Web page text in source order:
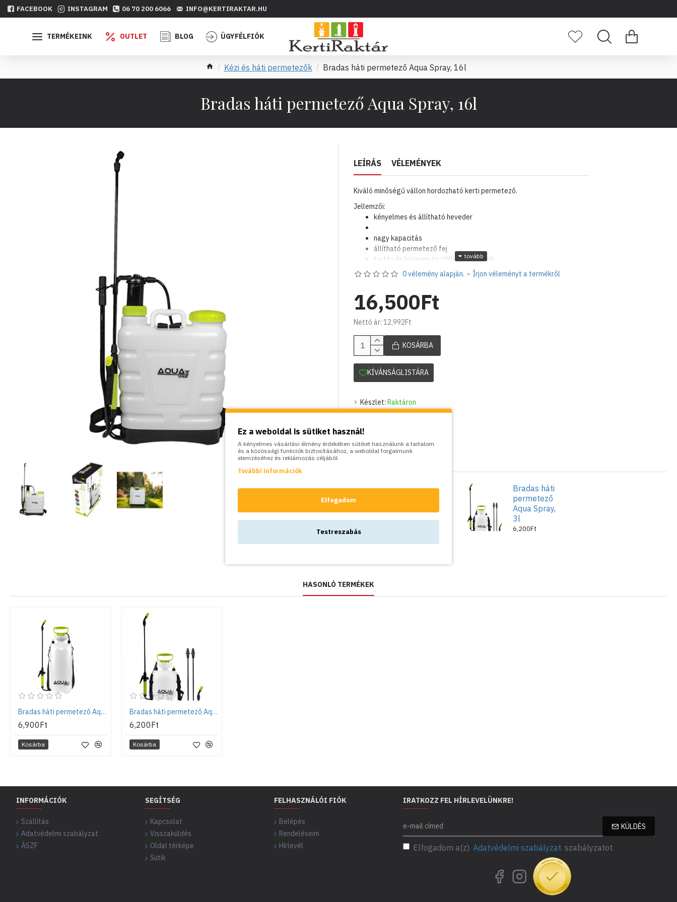
FACEBOOK INSTAGRAM 06 70 200 6066 INFO@KERTIRAKTAR.HU
TERMÉKEINK OUTLET BLOG ÜGYFÉLFIÓK
Kézi és háti permetezők Bradas háti permetező Aqua Spray, 16l
Bradas háti permetező Aqua Spray, 16l
LEÍRÁS VÉLEMÉNYEK
Kiváló minőségű vállon hordozható kerti permetező.
Jellemzői:
kényelmes és állítható heveder
nagy kapacitás
állítható permetező fej
tartós és könnyen tisztítható anyagok
beépített szűrők
könnyen hordozható
Készlet: Raktáron
Brand:Bradas
Súly:
0 vélemény alapján. - Írjon véleményt a termékről
16,500Ft
Nettó ár: 12,992Ft
KOSÁRBA
KÍVÁNSÁGLISTÁRA
Bradas háti
8l
Bradas háti
permetező
Aqua Spray,
3l
6,200Ft
HASONLÓ TERMÉKEK
Bradas háti permetező Aqua Spray, 8l
6,900Ft
Kosárba
Bradas háti permetező Aqua Spray, 3l
6,200Ft
Kosárba
INFORMÁCIÓK
Szállítás
Adatvédelmi szabályzat
ÁSZF
SEGÍTSÉG
Kapcsolat
Visszaküldés
Oldal térképe
Sütik
FELHASZNÁLÓI FIÓK
Belépés
Rendeléseim
Hírlevél
IRATKOZZ FEL HÍRLEVELÜNKRE!
KÜLDÉS
Elfogadom a(z) Adatvédelmi szabályzat szabályzatot.
Ez a weboldal is sütiket használ!
A kényelmes vásárlási élmény érdekében sütiket használunk a tartalom
és a közösségi funkciók biztosításához, a weboldal forgalmunk
elemzéséhez és reklámozás céljából.
További információk
Elfogadom
Testreszabás